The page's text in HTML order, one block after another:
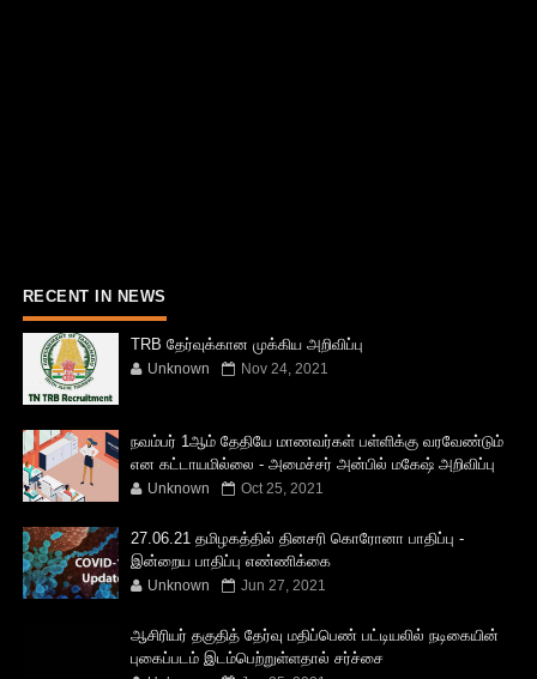
RECENT IN NEWS
TRB தேர்வுக்கான முக்கிய அறிவிப்பு
Unknown Nov 24, 2021
நவம்பர் 1ஆம் தேதியே மாணவர்கள் பள்ளிக்கு வரவேண்டும்
என கட்டாயமில்லை - அமைச்சர் அன்பில் மகேஷ் அறிவிப்பு
Unknown Oct 25, 2021
27.06.21 தமிழகத்தில் தினசரி கொரோனா பாதிப்பு -
இன்றைய பாதிப்பு எண்ணிக்கை
Unknown Jun 27, 2021
ஆசிரியர் தகுதித் தேர்வு மதிப்பெண் பட்டியலில் நடிகையின்
புகைப்படம் இடம்பெற்றுள்ளதால் சர்ச்சை